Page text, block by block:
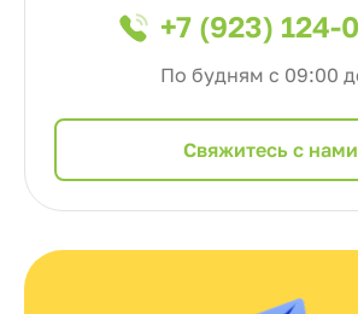
+7 (923) 124-
По будням с 09:00
Cвяжитесь с нами